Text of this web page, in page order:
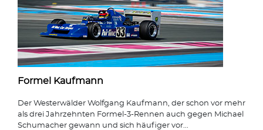
Formel Kaufmann
Der Westerwälder Wolfgang Kaufmann, der schon vor mehr
als drei Jahrzehnten Formel-3-Rennen auch gegen Michael
Schumacher gewann und sich häufiger vor...